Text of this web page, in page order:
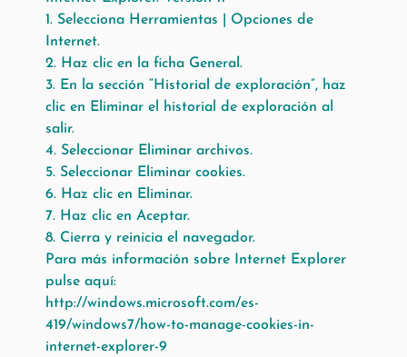
1. Selecciona Herramientas | Opciones de
Internet.
2. Haz clic en la ficha General.
3. En la sección “Historial de exploración”, haz
clic en Eliminar el historial de exploración al
salir.
4. Seleccionar Eliminar archivos.
5. Seleccionar Eliminar cookies.
6. Haz clic en Eliminar.
7. Haz clic en Aceptar.
8. Cierra y reinicia el navegador.
Para más información sobre Internet Explorer
pulse aquí:
http://windows.microsoft.com/es-
419/windows7/how-to-manage-cookies-in-
internet-explorer-9